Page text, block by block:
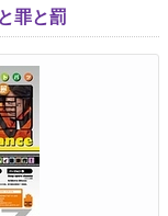
i
g
罪と罰